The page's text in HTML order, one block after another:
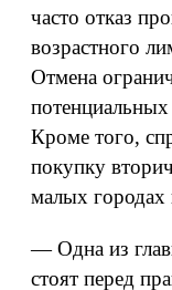
часто отказ
возрастного
Отмена
потенциальных
Кроме того,
покупку
малых городах
— Одна из
стоят перед